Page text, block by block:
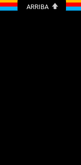
ARRIBA